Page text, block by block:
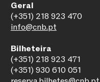
Geral
(+351) 218 923 470
info@cnb.pt
Bilheteira
(+351) 218 923 471
(+351) 930 610 051